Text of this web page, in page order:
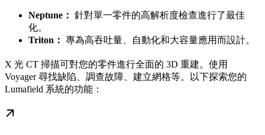
Neptune： 針對單一零件的高解析度檢查進行了最佳
化。
Triton： 專為高吞吐量、自動化和大容量應用而設計。
X 光 CT 掃描可對您的零件進行全面的 3D 重建。使用
Voyager 尋找缺陷、調查故障、建立網格等。以下探索您的
Lumafield 系統的功能：